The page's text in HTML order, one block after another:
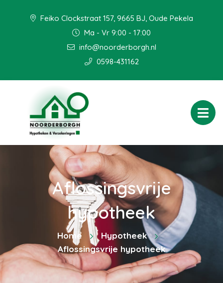
Feiko Clockstraat 157, 9665 BJ, Oude Pekela
Ma - Vr 9:00 - 17:00
info@noorderborgh.nl
0598-431162
Aflossingsvrije
hypotheek
Home
Hypotheek
Aflossingsvrije hypotheek